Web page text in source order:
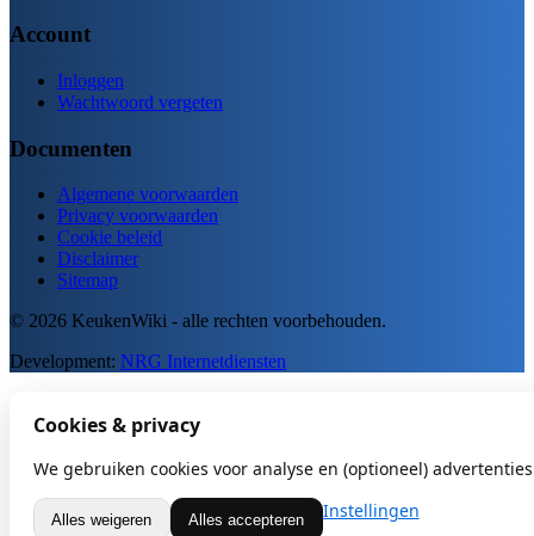
Account
Inloggen
Wachtwoord vergeten
Documenten
Algemene voorwaarden
Privacy voorwaarden
Cookie beleid
Disclaimer
Sitemap
© 2026 KeukenWiki - alle rechten voorbehouden.
Development: NRG Internetdiensten
Cookies & privacy
We gebruiken cookies voor analyse en (optioneel)
Alles weigeren Alles accepteren Instellingen